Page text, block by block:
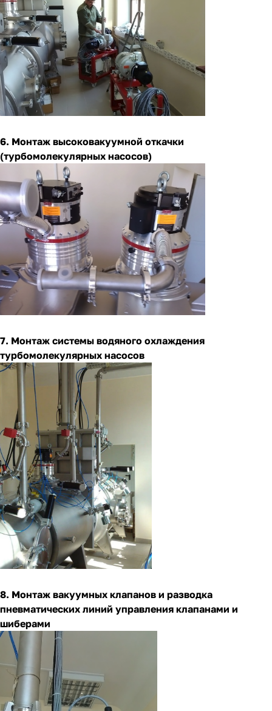
6. Монтаж высоковакуумной откачки
(турбомолекулярных насосов)
7. Монтаж системы водяного охлаждения
турбомолекулярных насосов
8. Монтаж вакуумных клапанов и разводка
пневматических линий управления клапанами и
шиберами